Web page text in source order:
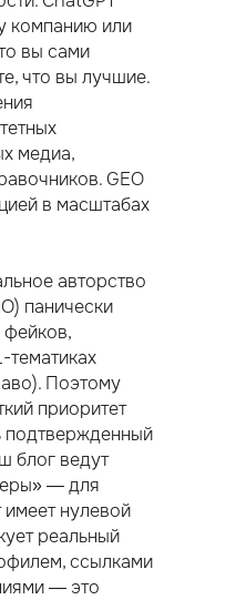
компанию или
вы сами
что вы лучшие.
медиа,
GEO
в масштабах
авторство
панически
фейков,
тематиках
Поэтому
приоритет
подтвержденный
блог ведут
— для
имеет нулевой
реальный
ссылками
— это